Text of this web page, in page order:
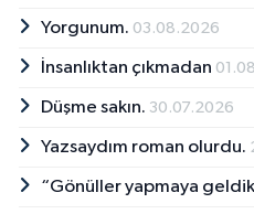
Yorgunum. 03.08.2026
İnsanlıktan çıkmadan
Düşme sakın. 30.07.2026
Yazsaydım roman olurdu.
“Gönüller yapmaya